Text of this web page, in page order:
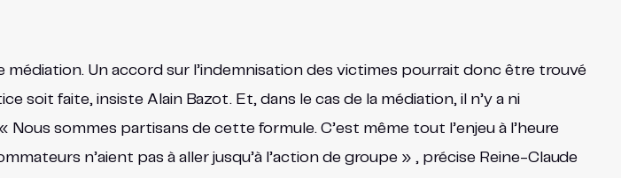
Un accord sur l’indemnisation des victimes pourrait donc être trouvé
soit faite, insiste Alain Bazot. Et, dans le cas de la médiation, il n’y a ni
sommes partisans de cette formule. C’est même tout l’enjeu à l’heure
n’aient pas à aller jusqu’à l’action de groupe » , précise Reine-Claude